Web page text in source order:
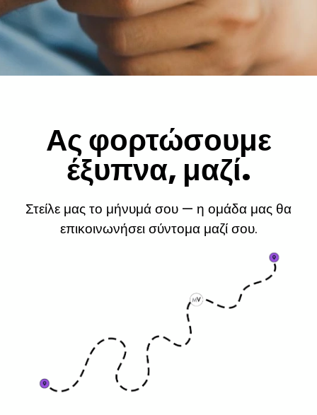
Ας φορτώσουμε
έξυπνα, μαζί.
Στείλε μας το μήνυμά σου — η ομάδα μας θα
επικοινωνήσει σύντομα μαζί σου.